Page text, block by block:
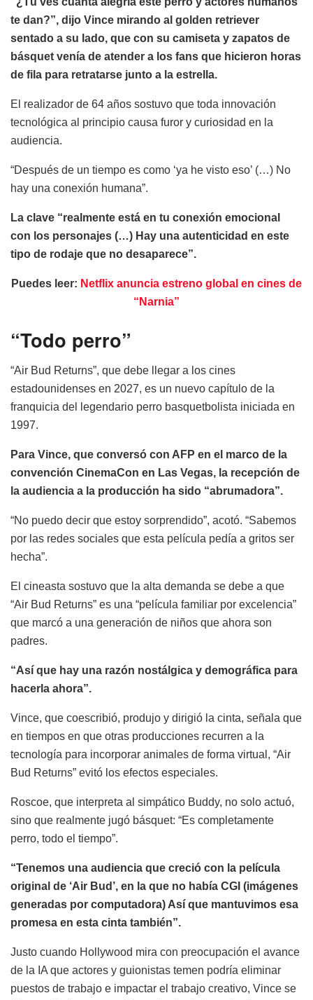
te dan?”, dijo Vince mirando al golden retriever
sentado a su lado, que con su camiseta y zapatos de
básquet venía de atender a los fans que hicieron horas
de fila para retratarse junto a la estrella.
El realizador de 64 años sostuvo que toda innovación
tecnológica al principio causa furor y curiosidad en la
audiencia.
“Después de un tiempo es como ‘ya he visto eso’ (…) No
hay una conexión humana”.
La clave “realmente está en tu conexión emocional
con los personajes (…) Hay una autenticidad en este
tipo de rodaje que no desaparece”.
Puedes leer: Netflix anuncia estreno global en cines de
“Narnia”
“Todo perro”
“Air Bud Returns”, que debe llegar a los cines
estadounidenses en 2027, es un nuevo capítulo de la
franquicia del legendario perro basquetbolista iniciada en
1997.
Para Vince, que conversó con AFP en el marco de la
convención CinemaCon en Las Vegas, la recepción de
la audiencia a la producción ha sido “abrumadora”.
“No puedo decir que estoy sorprendido”, acotó. “Sabemos
por las redes sociales que esta película pedía a gritos ser
hecha”.
El cineasta sostuvo que la alta demanda se debe a que
“Air Bud Returns” es una “película familiar por excelencia”
que marcó a una generación de niños que ahora son
padres.
“Así que hay una razón nostálgica y demográfica para
hacerla ahora”.
Vince, que coescribió, produjo y dirigió la cinta, señala que
en tiempos en que otras producciones recurren a la
tecnología para incorporar animales de forma virtual, “Air
Bud Returns” evitó los efectos especiales.
Roscoe, que interpreta al simpático Buddy, no solo actuó,
sino que realmente jugó básquet: “Es completamente
perro, todo el tiempo”.
“Tenemos una audiencia que creció con la película
original de ‘Air Bud’, en la que no había CGI (imágenes
generadas por computadora) Así que mantuvimos esa
promesa en esta cinta también”.
Justo cuando Hollywood mira con preocupación el avance
de la IA que actores y guionistas temen podría eliminar
puestos de trabajo e impactar el trabajo creativo, Vince se